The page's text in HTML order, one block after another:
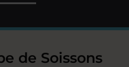
de Soissons